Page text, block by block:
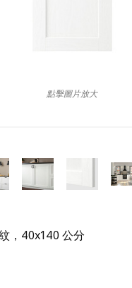
，40x140 公分
點擊圖片放大